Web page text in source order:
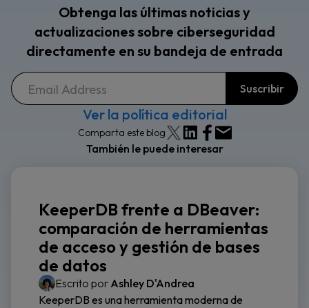
Obtenga las últimas noticias y
actualizaciones sobre ciberseguridad
directamente en su bandeja de entrada
Ver la política editorial
Comparta este blog
También le puede interesar
KeeperDB frente a DBeaver:
comparación de herramientas
de acceso y gestión de bases
de datos
Escrito por Ashley D'Andrea
KeeperDB es una herramienta moderna de